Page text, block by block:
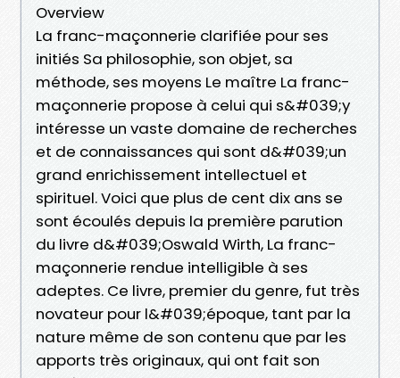
Overview
La franc-maçonnerie clarifiée pour ses
initiés Sa philosophie, son objet, sa
méthode, ses moyens Le maître La franc-
maçonnerie propose à celui qui s&#039;y
intéresse un vaste domaine de recherches
et de connaissances qui sont d&#039;un
grand enrichissement intellectuel et
spirituel. Voici que plus de cent dix ans se
sont écoulés depuis la première parution
du livre d&#039;Oswald Wirth, La franc-
maçonnerie rendue intelligible à ses
adeptes. Ce livre, premier du genre, fut très
novateur pour l&#039;époque, tant par la
nature même de son contenu que par les
apports très originaux, qui ont fait son